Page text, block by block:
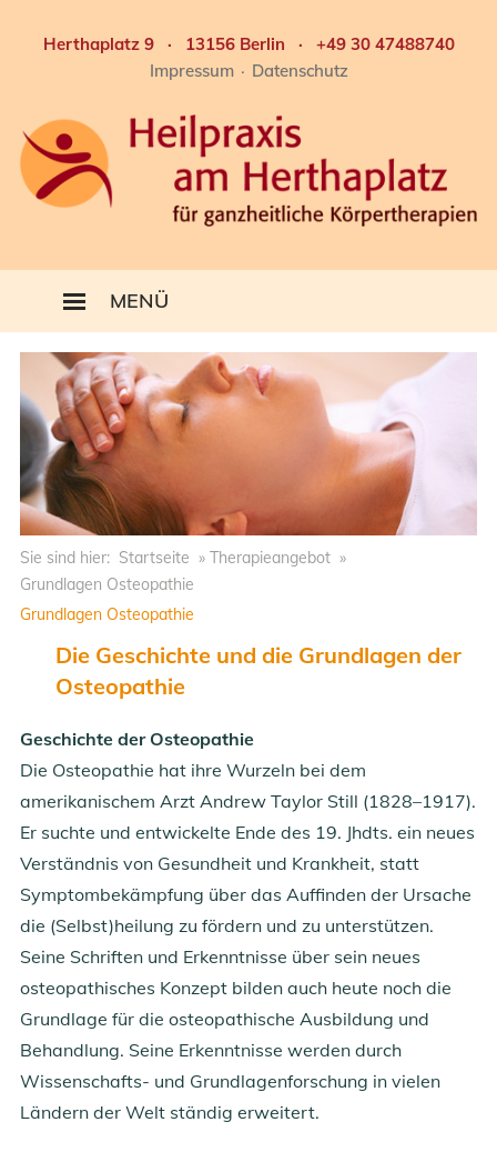
Herthaplatz 9 · 13156 Berlin · +49 30 47488740
Impressum
Datenschutz
MENÜ
Sie sind hier: Startseite » Therapieangebot »
Grundlagen Osteopathie
Grundlagen Osteopathie
Die Geschichte und die Grundlagen der
Osteopathie
Geschichte der Osteopathie
Die Osteopathie hat ihre Wurzeln bei dem
amerikanischem Arzt Andrew Taylor Still (1828–1917).
Er suchte und entwickelte Ende des 19. Jhdts. ein neues
Verständnis von Gesundheit und Krankheit, statt
Symptombekämpfung über das Auffinden der Ursache
die (Selbst)heilung zu fördern und zu unterstützen.
Seine Schriften und Erkenntnisse über sein neues
osteopathisches Konzept bilden auch heute noch die
Grundlage für die osteopathische Ausbildung und
Behandlung. Seine Erkenntnisse werden durch
Wissenschafts- und Grundlagenforschung in vielen
Ländern der Welt ständig erweitert.